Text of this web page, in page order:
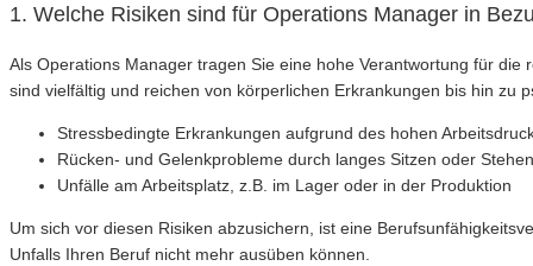
1. Welche Risiken sind für Operations Manager in
Als Operations Manager tragen Sie eine hohe Verantwortung für
sind vielfältig und reichen von körperlichen Erkrankungen bis hin zu
Stressbedingte Erkrankungen aufgrund des hohen
Rücken- und Gelenkprobleme durch langes Sitzen oder Stehen
Unfälle am Arbeitsplatz, z.B. im Lager oder in der Produktion
Um sich vor diesen Risiken abzusichern, ist eine
Unfalls Ihren Beruf nicht mehr ausüben können.